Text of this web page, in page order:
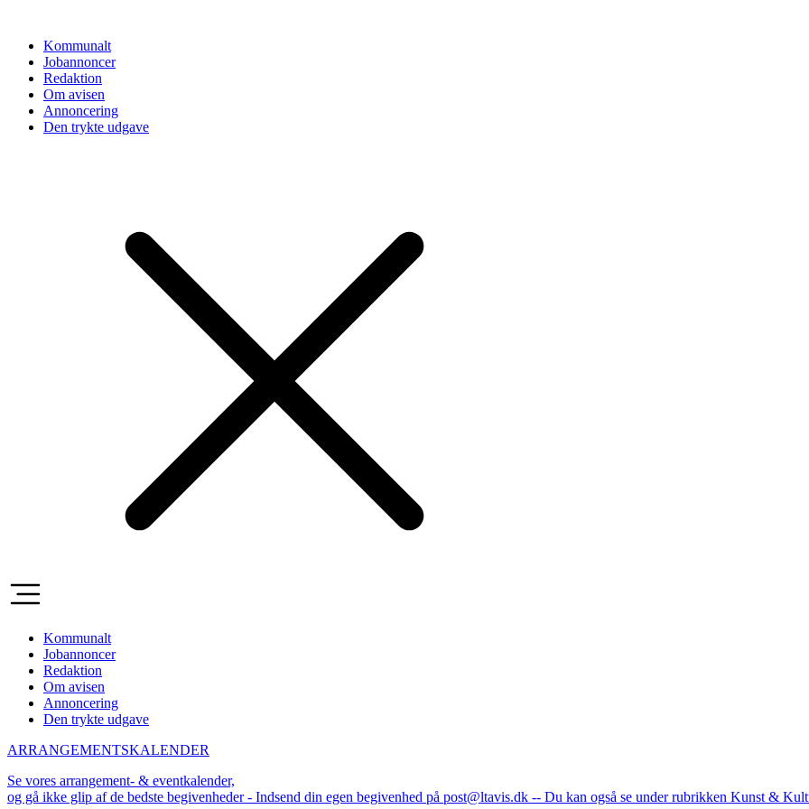
indholdKommunalt
Jobannoncer
Redaktion
Om avisen
Annoncering
Den trykte udgave
Kommunalt
Jobannoncer
Redaktion
Om avisen
Annoncering
Den trykte udgave
ARRANGEMENTSKALENDER
Se vores arrangement- & eventkalender,
og gå ikke glip af de bedste begivenheder - Indsend din egen begivenhed på post@ltavis.dk -- Du kan også se under rubrikken Kunst &